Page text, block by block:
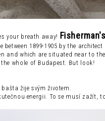
your breath away! Fisherman's
between 1899-1905 by the architect
and which are situated near to the
the whole of Budapest. But look!
žije svým životem.
energii. To se musí zažít,